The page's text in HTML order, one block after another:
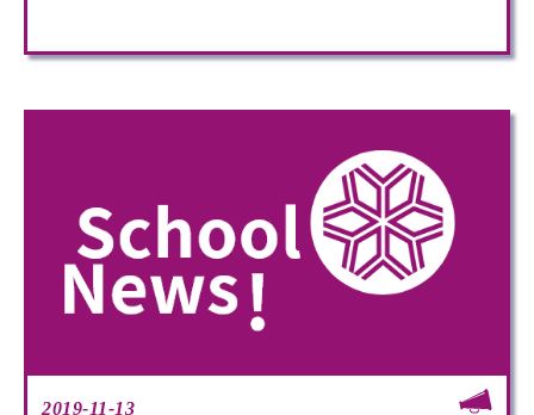
2019-11-13